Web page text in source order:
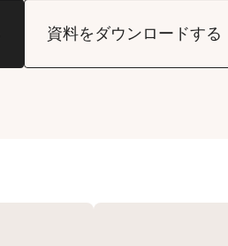
資料をダウンロードする